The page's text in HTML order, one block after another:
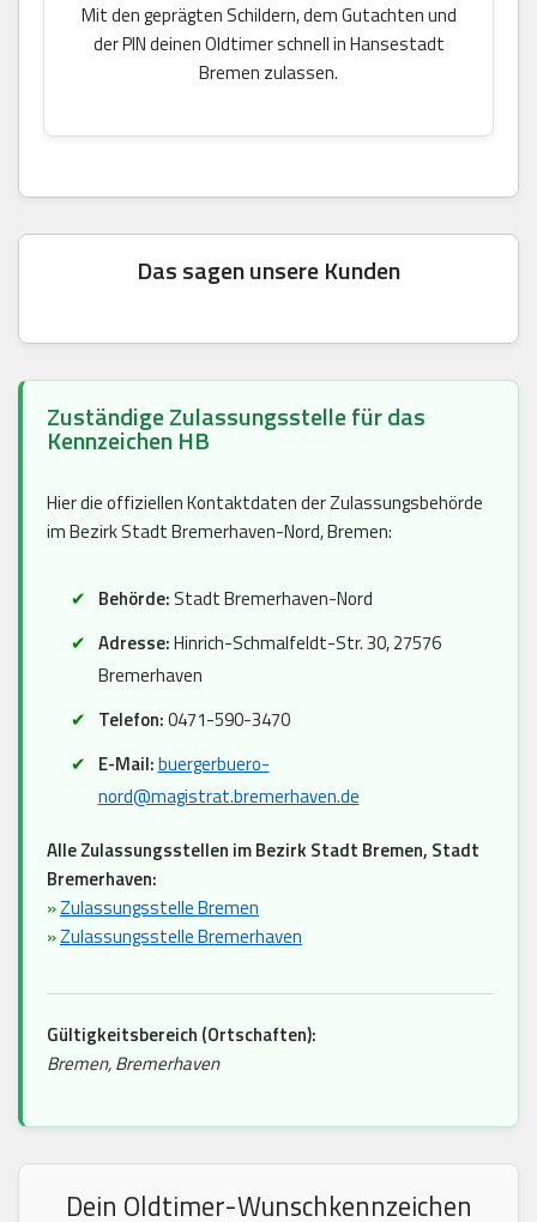
Mit den geprägten Schildern, dem Gutachten und
der PIN deinen Oldtimer schnell in Hansestadt
Bremen zulassen.
Das sagen unsere Kunden
Zuständige Zulassungsstelle für das
Kennzeichen HB
Hier die offiziellen Kontaktdaten der Zulassungsbehörde
im Bezirk Stadt Bremerhaven-Nord, Bremen:
Behörde: Stadt Bremerhaven-Nord
Adresse:Hinrich-Schmalfeldt-Str. 30, 27576
Bremerhaven
Telefon:0471-590-3470
E-Mail:buergerbuero-
nord@magistrat.bremerhaven.de
Alle Zulassungsstellen im Bezirk Stadt Bremen, Stadt
Bremerhaven:
»Zulassungsstelle Bremen
»Zulassungsstelle Bremerhaven
Gültigkeitsbereich (Ortschaften):
Bremen, Bremerhaven
Dein Oldtimer-Wunschkennzeichen